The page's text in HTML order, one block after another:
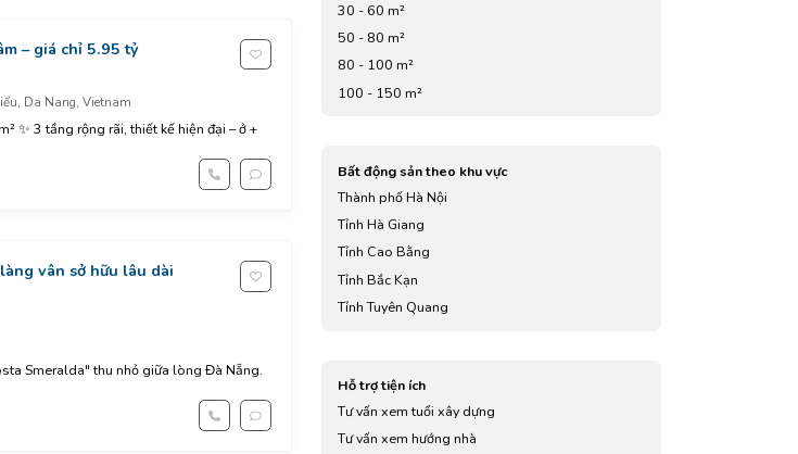
– giá chỉ 5.95 tỷ
Da Nang, Vietnam
✨ 3 tầng rộng rãi, thiết kế hiện đại – ở +
vân sở hữu lâu dài
Smeralda" thu nhỏ giữa lòng Đà Nẵng.
30 - 60 m²
50 - 80 m²
80 - 100 m²
100 - 150 m²
Bất động sản theo khu vực
Thành phố Hà Nội
Tỉnh Hà Giang
Tỉnh Cao Bằng
Tỉnh Bắc Kạn
Tỉnh Tuyên Quang
Tỉnh Lai Châu
Tỉnh Sơn La
Tỉnh Yên Bái
Hỗ trợ tiện ích
Tư vấn xem tuổi xây dựng
Tư vấn xem hướng nhà